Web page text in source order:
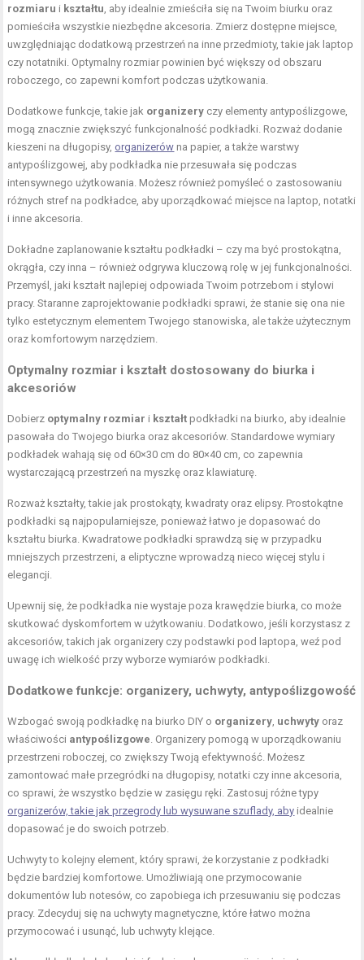
rozmiaru i kształtu , aby idealnie zmieściła się na Twoim biurku oraz
pomieściła wszystkie niezbędne akcesoria. Zmierz dostępne miejsce,
uwzględniając dodatkową przestrzeń na inne przedmioty, takie jak laptop
czy notatniki. Optymalny rozmiar powinien być większy od obszaru
roboczego, co zapewni komfort podczas użytkowania.
Dodatkowe funkcje, takie jak organizery czy elementy antypoślizgowe,
mogą znacznie zwiększyć funkcjonalność podkładki. Rozważ dodanie
kieszeni na długopisy, organizerów na papier, a także warstwy
antypoślizgowej, aby podkładka nie przesuwała się podczas
intensywnego użytkowania. Możesz również pomyśleć o zastosowaniu
różnych stref na podkładce, aby uporządkować miejsce na laptop, notatki
i inne akcesoria.
Dokładne zaplanowanie kształtu podkładki – czy ma być prostokątna,
okrągła, czy inna – również odgrywa kluczową rolę w jej funkcjonalności.
Przemyśl, jaki kształt najlepiej odpowiada Twoim potrzebom i stylowi
pracy. Staranne zaprojektowanie podkładki sprawi, że stanie się ona nie
tylko estetycznym elementem Twojego stanowiska, ale także użytecznym
oraz komfortowym narzędziem.
Optymalny rozmiar i kształt dostosowany do biurka i
akcesoriów
Dobierz optymalny rozmiar i kształt podkładki na biurko, aby idealnie
pasowała do Twojego biurka oraz akcesoriów. Standardowe wymiary
podkładek wahają się od 60×30 cm do 80×40 cm, co zapewnia
wystarczającą przestrzeń na myszkę oraz klawiaturę.
Rozważ kształty, takie jak prostokąty, kwadraty oraz elipsy. Prostokątne
podkładki są najpopularniejsze, ponieważ łatwo je dopasować do
kształtu biurka. Kwadratowe podkładki sprawdzą się w przypadku
mniejszych przestrzeni, a eliptyczne wprowadzą nieco więcej stylu i
elegancji.
Upewnij się, że podkładka nie wystaje poza krawędzie biurka, co może
skutkować dyskomfortem w użytkowaniu. Dodatkowo, jeśli korzystasz z
akcesoriów, takich jak organizery czy podstawki pod laptopa, weź pod
uwagę ich wielkość przy wyborze wymiarów podkładki.
Dodatkowe funkcje: organizery, uchwyty, antypoślizgowość
Wzbogać swoją podkładkę na biurko DIY o organizery uchwyty oraz
właściwości antypoślizgowe . Organizery pomogą w uporządkowaniu
przestrzeni roboczej, co zwiększy Twoją efektywność. Możesz
zamontować małe przegródki na długopisy, notatki czy inne akcesoria,
co sprawi, że wszystko będzie w zasięgu ręki. Zastosuj różne typy
organizerów, takie jak przegrody lub wysuwane szuflady, aby idealnie
dopasować je do swoich potrzeb.
Uchwyty to kolejny element, który sprawi, że korzystanie z podkładki
będzie bardziej komfortowe. Umożliwiają one przymocowanie
dokumentów lub notesów, co zapobiega ich przesuwaniu się podczas
pracy. Zdecyduj się na uchwyty magnetyczne, które łatwo można
przymocować i usunąć, lub uchwyty klejące.